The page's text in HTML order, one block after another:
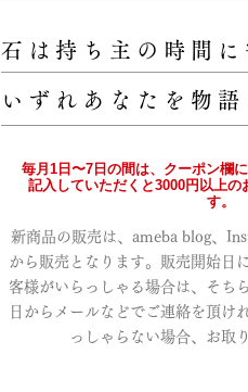
石は持ち主の時間に
いずれあなたを物語
毎月1日〜7日の間は、クーポン欄
記入していただくと3000円以上の
す。
新商品の販売は、ameba blog、
から販売となります。販売開始日
客様がいらっしゃる場合は、そち
日からメールなどでご連絡を頂け
っしゃらない場合、お取